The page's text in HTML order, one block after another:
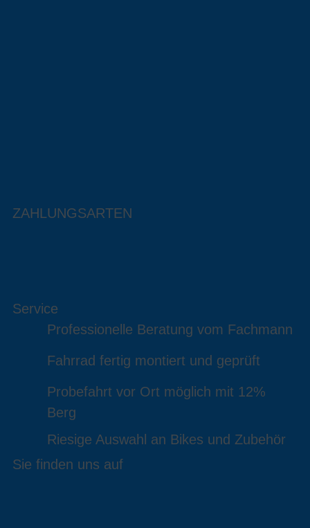
ZAHLUNGSARTEN
Service
Professionelle Beratung vom Fachmann
Fahrrad fertig montiert und geprüft
Probefahrt vor Ort möglich mit 12%
Berg
Riesige Auswahl an Bikes und Zubehör
Sie finden uns auf